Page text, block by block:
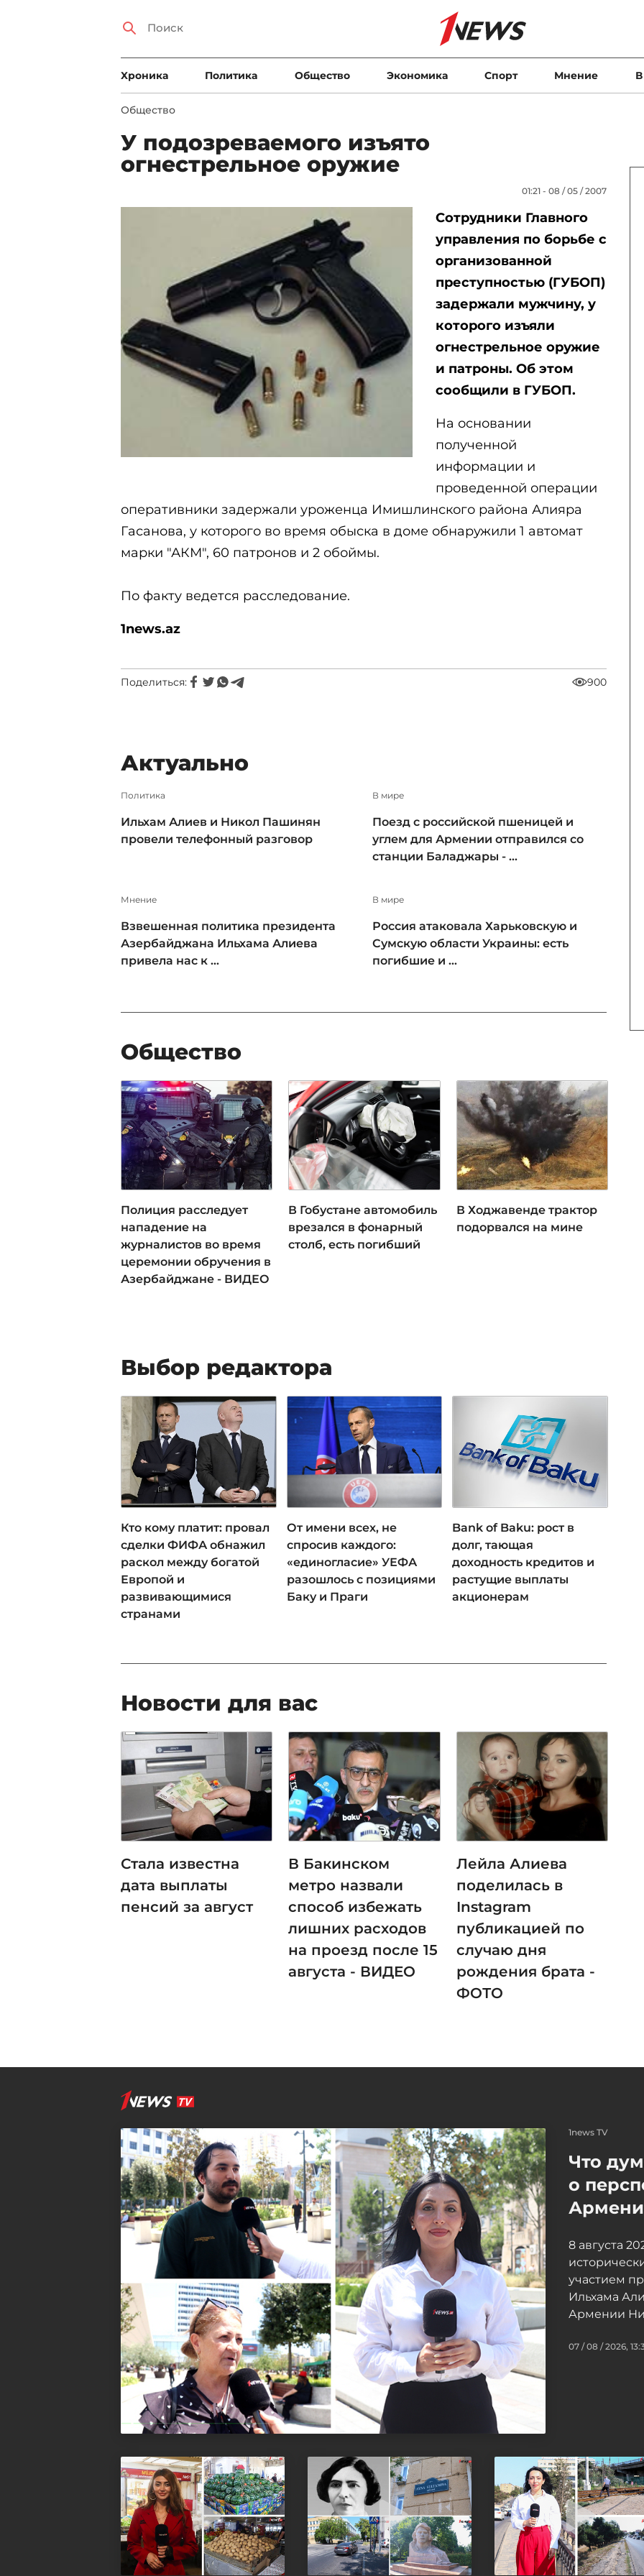
Xроника Политика Общество Экономика Спорт Мнение
Общество
У подозреваемого изъято
огнестрельное оружие
01:21 - 08 / 05 / 2007
Сотрудники Главного
управления по борьбе с
организованной
преступностью (ГУБОП)
задержали мужчину, у
которого изъяли
огнестрельное оружие
и патроны. Об этом
сообщили в ГУБОП.
На основании
полученной
информации и
проведенной операции
оперативники задержали уроженца Имишлинского района Алияра
Гасанова, у которого во время обыска в доме обнаружили 1 автомат
марки "АКМ", 60 патронов и 2 обоймы.
По факту ведется расследование.
1news.az
Поделиться: 900
Актуально
Политика
Ильхам Алиев и Никол Пашинян
провели телефонный разговор
В мире
Поезд с российской пшеницей и
углем для Армении отправился со
станции Баладжары - ...
Мнение
Взвешенная политика президента
Азербайджана Ильхама Алиева
привела нас к ...
В мире
Россия атаковала Харьковскую и
Сумскую области Украины: есть
погибшие и ...
Общество
Полиция расследует
нападение на
журналистов во время
церемонии обручения в
Азербайджане - ВИДЕО
В Гобустане автомобиль
врезался в фонарный
столб, есть погибший
В Ходжавенде трактор
подорвался на мине
Выбор редактора
Кто кому платит: провал
сделки ФИФА обнажил
раскол между богатой
Европой и
развивающимися
странами
От имени всех, не
спросив каждого:
«единогласие» УЕФА
разошлось с позициями
Баку и Праги
Bank of Baku: рост в
долг, тающая
доходность кредитов и
растущие выплаты
акционерам
Новости для вас
Стала известна
дата выплаты
пенсий за август
В Бакинском
метро назвали
способ избежать
лишних расходов
на проезд после 15
августа - ВИДЕО
Лейла Алиева
поделилась в
Instagram
публикацией по
случаю дня
рождения брата -
ФОТО
1news TV
Что
о
8 августа
участием
Ильхама
Армении
07 / 08 / 2026,